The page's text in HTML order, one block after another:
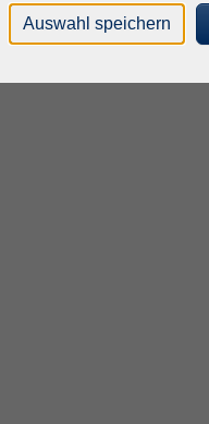
Auswahl speichern